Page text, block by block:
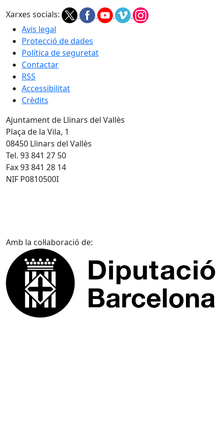
Xarxes socials:
Avis legal
Protecció de dades
Política de seguretat
Contactar
RSS
Accessibilitat
Crèdits
Ajuntament de Llinars del Vallès
Plaça de la Vila, 1
08450 Llinars del Vallès
Tel. 93 841 27 50
Fax 93 841 28 14
NIF P0810500I
Amb la col·laboració de: